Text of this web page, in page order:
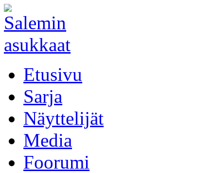
Etusivu
Sarja
Näyttelijät
Media
Foorumi